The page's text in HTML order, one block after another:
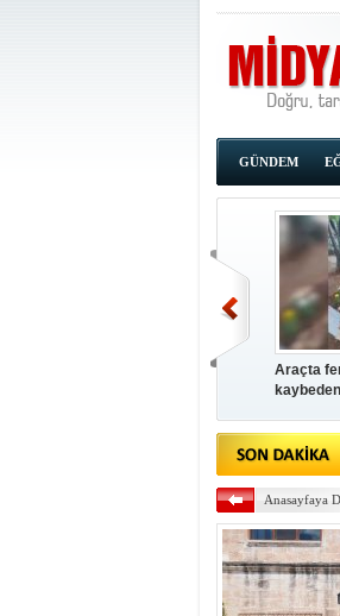
GÜNDEM
Araçta
Anasayfaya